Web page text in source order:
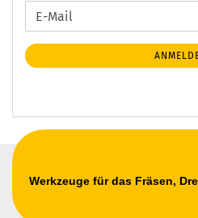
WEITER
ZUR
NEWSLETTER-
ANMELDUNG
E-
Mail
Werkzeuge für das Fräsen,